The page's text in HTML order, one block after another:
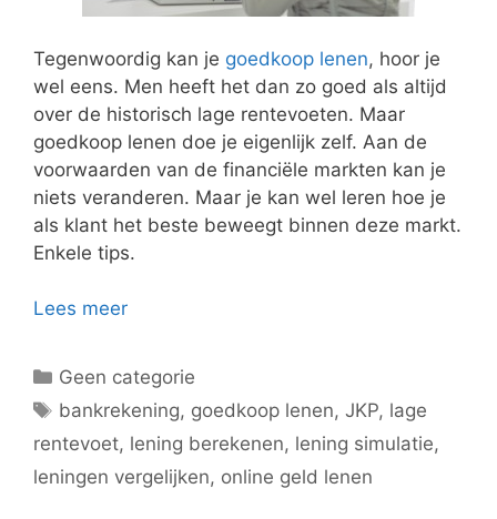
Tegenwoordig kan je goedkoop lenen, hoor je
wel eens. Men heeft het dan zo goed als altijd
over de historisch lage rentevoeten. Maar
goedkoop lenen doe je eigenlijk zelf. Aan de
voorwaarden van de financiële markten kan je
niets veranderen. Maar je kan wel leren hoe je
als klant het beste beweegt binnen deze markt.
Enkele tips.
Lees meer
Categorieën
Geen categorie
Tags
bankrekening, goedkoop lenen,JKP, lage
rentevoet, lening berekenen, lening simulatie,
leningen vergelijken, online geld lenen